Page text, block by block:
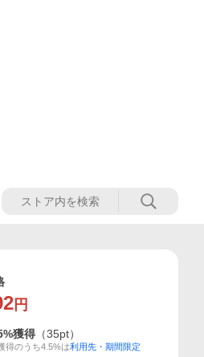
円
%獲得 （35pt）
得のうち4.5%は利用先・期間限定